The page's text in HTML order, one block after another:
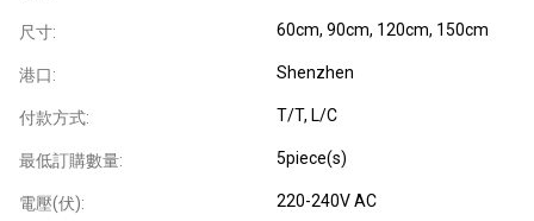
尺寸: 60cm, 90cm, 120cm, 150cm
港口: Shenzhen
付款方式: T/T, L/C
最低訂購數量: 5piece(s)
電壓(伏): 220-240V AC